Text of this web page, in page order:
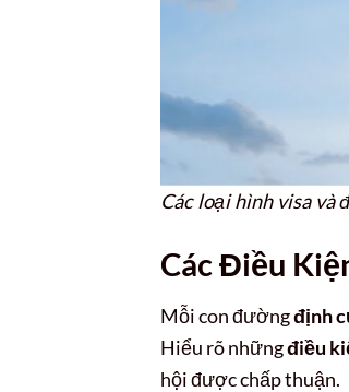
Các loại hình visa và
Các Điều
Mỗi con đườngđịnh
Hiểu rõ nhữngđiều
hội được chấp thuận.